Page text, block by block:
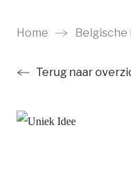
naar
contentTerug naar
Home Belgische